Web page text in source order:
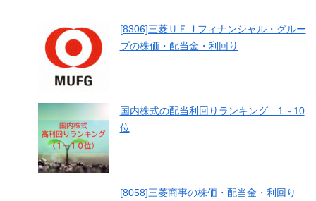
[8306]三菱ＵＦＪフィナンシャル・グルー
プの株価・配当金・利回り
国内株式の配当利回りランキング 1～10
位
[8058]三菱商事の株価・配当金・利回り